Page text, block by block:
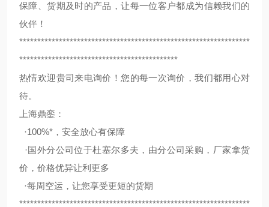
保障、货期及时的产品，让每一位客户都成为信赖我们的
伙伴！
****************************************************************
********************************************
热情欢迎贵司来电询价！您的每一次询价，我们都用心对
待。
上海鼎銮：
·100%*，安全放心有保障
·国外分公司位于杜塞尔多夫，由分公司采购，厂家拿货
价，价格优异让利更多
·每周空运，让您享受更短的货期
****************************************************************